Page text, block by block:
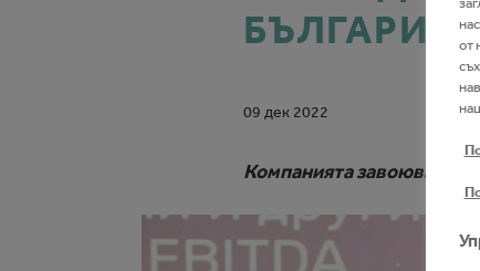
БЪЛГАРИЯ
09 дек 2022
Компанията завоюва
от